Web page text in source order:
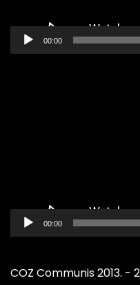
00:00
00:00
COZ Communis 2013. -